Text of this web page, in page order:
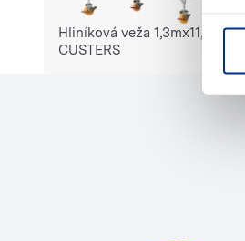
Hliníková veža 1,3mx11,3m
CUSTERS